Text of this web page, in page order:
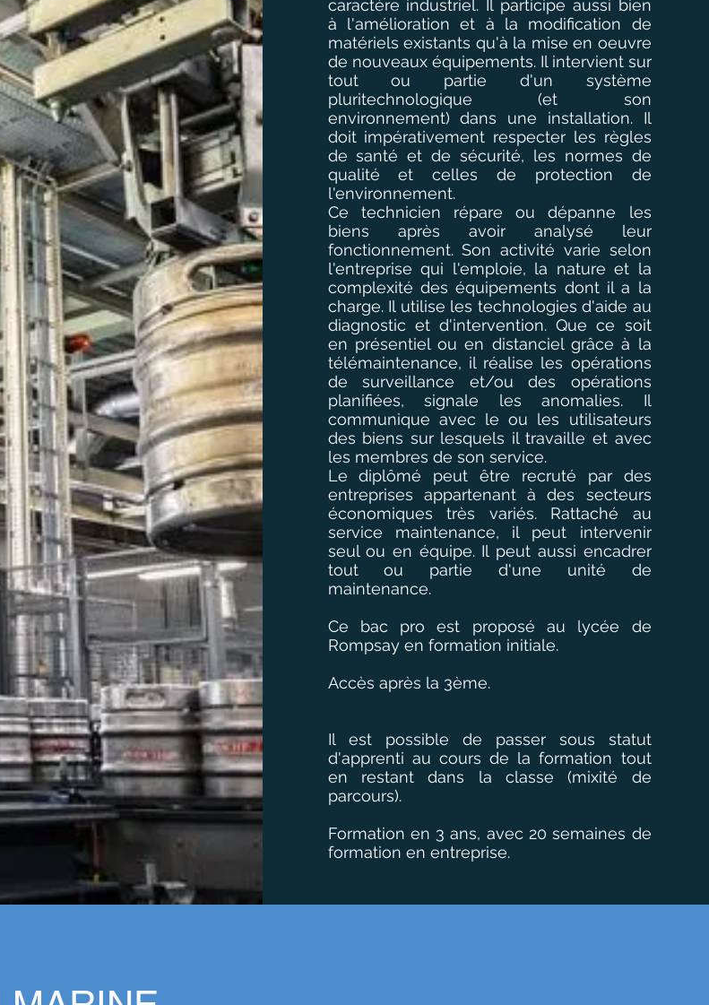
caractère industriel. Il participe aussi bien
à l'amélioration et à la modification de
matériels existants qu'à la mise en oeuvre
de nouveaux équipements. Il intervient sur
tout ou partie d'un système
pluritechnologique (et son
environnement) dans une installation. Il
doit impérativement respecter les règles
de santé et de sécurité, les normes de
qualité et celles de protection de
l'environnement.
Ce technicien répare ou dépanne les
biens après avoir analysé leur
fonctionnement. Son activité varie selon
l'entreprise qui l'emploie, la nature et la
complexité des équipements dont il a la
charge. Il utilise les technologies d'aide au
diagnostic et d'intervention. Que ce soit
en présentiel ou en distanciel grâce à la
télémaintenance, il réalise les opérations
de surveillance et/ou des opérations
planifiées, signale les anomalies. Il
communique avec le ou les utilisateurs
des biens sur lesquels il travaille et avec
les membres de son service.
Le diplômé peut être recruté par des
entreprises appartenant à des secteurs
économiques très variés. Rattaché au
service maintenance, il peut intervenir
seul ou en équipe. Il peut aussi encadrer
tout ou partie d'une unité de
maintenance.
Ce bac pro est proposé au lycée de
Rompsay en formation initiale.
Accès après la 3ème.
Il est possible de passer sous statut
d'apprenti au cours de la formation tout
en restant dans la classe (mixité de
parcours).
Formation en 3 ans, avec 20 semaines de
formation en entreprise.